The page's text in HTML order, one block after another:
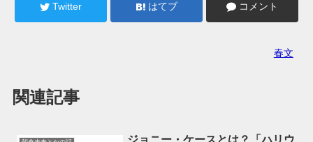
Twitter はてブ コメント
春文
関連記事